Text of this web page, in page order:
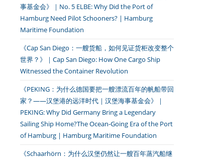
事基金会》｜No. 5 ELBE: Why Did the Port of
Hamburg Need Pilot Schooners? | Hamburg
Maritime Foundation
《Cap San Diego：一艘货船，如何见证货柜改变整个
世界？》｜Cap San Diego: How One Cargo Ship
Witnessed the Container Revolution
《PEKING：为什么德国要把一艘漂流百年的帆船带回
家？——汉堡港的远洋时代｜汉堡海事基金会》｜
PEKING: Why Did Germany Bring a Legendary
Sailing Ship Home?The Ocean-Going Era of the Port
of Hamburg | Hamburg Maritime Foundation
《Schaarhörn：为什么汉堡仍然让一艘百年蒸汽船继